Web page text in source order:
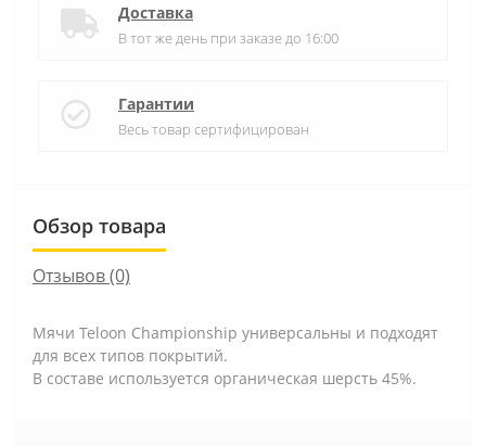
Доставка
В тот же день при заказе до 16:00
Гарантии
Весь товар сертифицирован
Обзор товара
Отзывов (0)
Мячи Teloon Championship универсальны и подходят
для всех типов покрытий.
В составе используется органическая шерсть 45%.